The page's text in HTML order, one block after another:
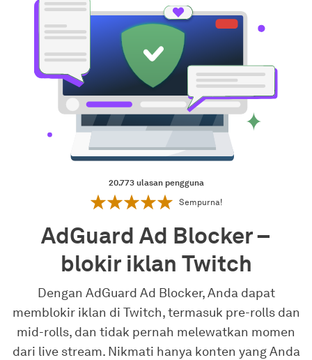
20.773 ulasan pengguna
Sempurna!
AdGuard Ad Blocker –
blokir iklan Twitch
Dengan AdGuard Ad Blocker, Anda dapat
memblokir iklan di Twitch, termasuk pre-rolls dan
mid-rolls, dan tidak pernah melewatkan momen
dari live stream. Nikmati hanya konten yang Anda